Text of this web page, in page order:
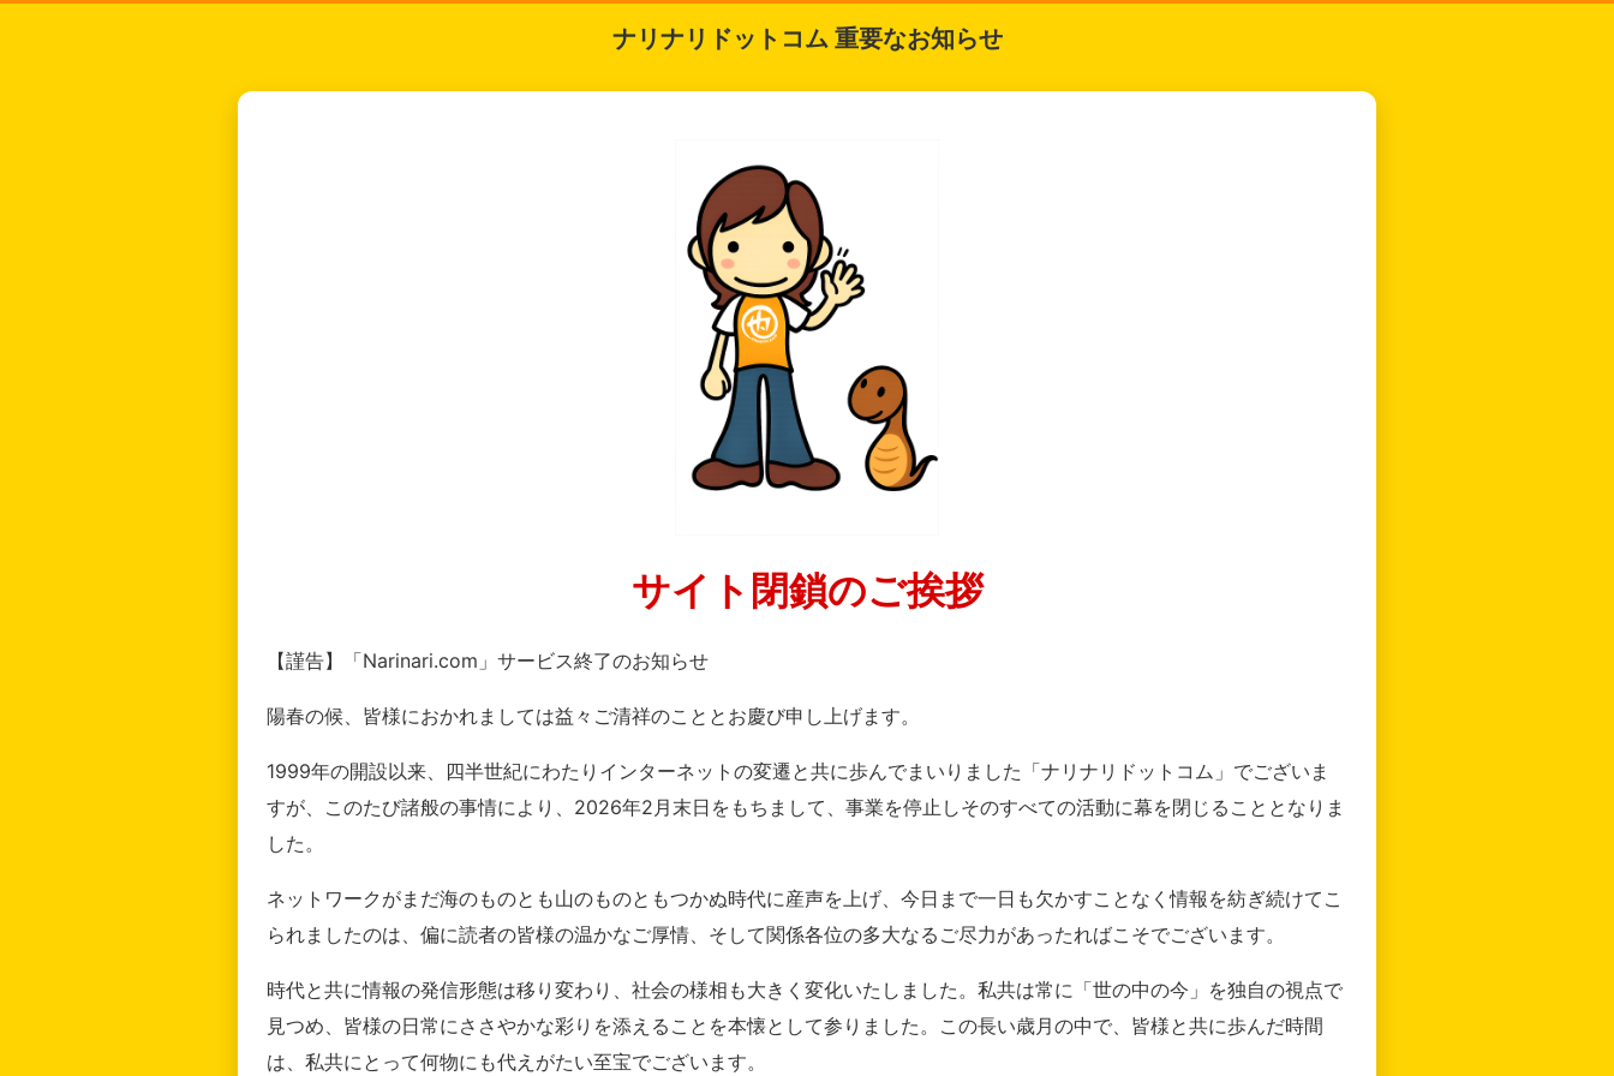
ナリナリドットコム 重要なお知らせ
サイト閉鎖のご挨拶
【謹告】「Narinari.com」サービス終了のお知らせ
陽春の候、皆様におかれましては益々ご清祥のこととお慶び申し上げます。
1999年の開設以来、四半世紀にわたりインターネットの変遷と共に歩んでまいりました「ナリナリドットコム」でございま
すが、このたび諸般の事情により、2026年2月末日をもちまして、事業を停止しそのすべての活動に幕を閉じることとなりま
した。
ネットワークがまだ海のものとも山のものともつかぬ時代に産声を上げ、今日まで一日も欠かすことなく情報を紡ぎ続けてこ
られましたのは、偏に読者の皆様の温かなご厚情、そして関係各位の多大なるご尽力があったればこそでございます。
時代と共に情報の発信形態は移り変わり、社会の様相も大きく変化いたしました。私共は常に「世の中の今」を独自の視点で
見つめ、皆様の日常にささやかな彩りを添えることを本懐として参りました。この長い歳月の中で、皆様と共に歩んだ時間
は、私共にとって何物にも代えがたい至宝でございます。